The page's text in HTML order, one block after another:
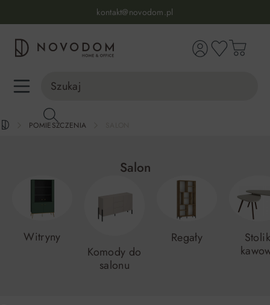
kontakt@novodom.pl
Dostawa z wniesieniem
98% zadowolonych klientów
POMIESZCZENIA
Salon
Witryny
Komody do
salonu
Regały